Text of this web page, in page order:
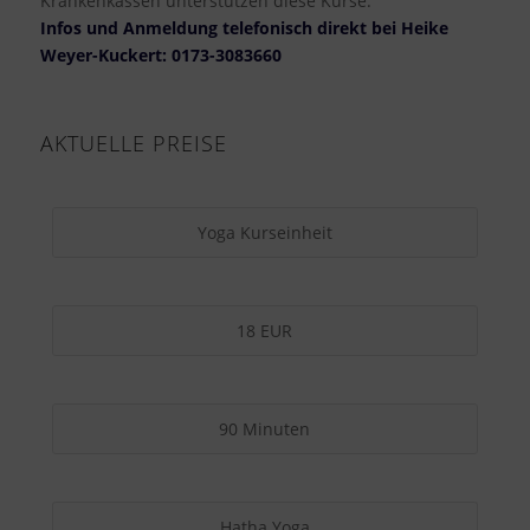
Infos und Anmeldung telefonisch direkt bei Heike
Weyer-Kuckert: 0173-3083660
AKTUELLE PREISE
Yoga Kurseinheit
18 EUR
90 Minuten